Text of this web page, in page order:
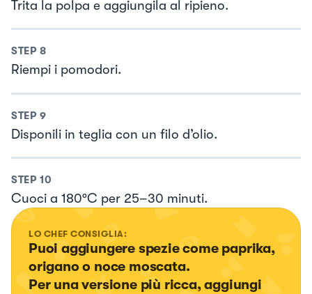
Trita la polpa e aggiungila al ripieno.
STEP 8
Riempi i pomodori.
STEP 9
Disponili in teglia con un filo d’olio.
STEP 10
Cuoci a 180°C per 25–30 minuti.
LO CHEF CONSIGLIA:
Puoi aggiungere spezie come paprika,
origano o noce moscata.
Per una versione più ricca, aggiungi